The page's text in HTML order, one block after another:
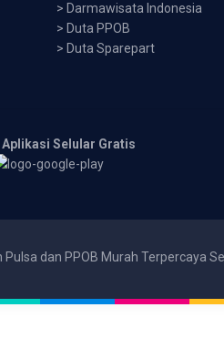
> Darmawisata Indonesia
> Duta PPOB
> Duta Sparepart
Aplikasi Selular Gratis
dan PPOB Murah Terpercaya